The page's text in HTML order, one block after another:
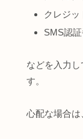
クレジ
SMS認
などを入力
す。
心配な場合は